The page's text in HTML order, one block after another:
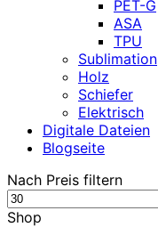
PET-G
ASA
TPU
Sublimation
Holz
Schiefer
Elektrisch
Digitale Dateien
Blogseite
Nach Preis filtern
Min.
Preis
Shop